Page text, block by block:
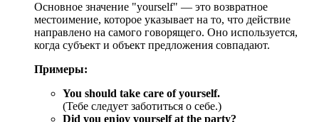
Основное значение "yourself" — это возвратное
местоимение, которое указывает на то, что действие
направлено на самого говорящего. Оно используется,
когда субъект и объект предложения совпадают.
Примеры:
You should take care of yourself.
(Тебе следует заботиться о себе.)
Did you enjoy yourself at the party?